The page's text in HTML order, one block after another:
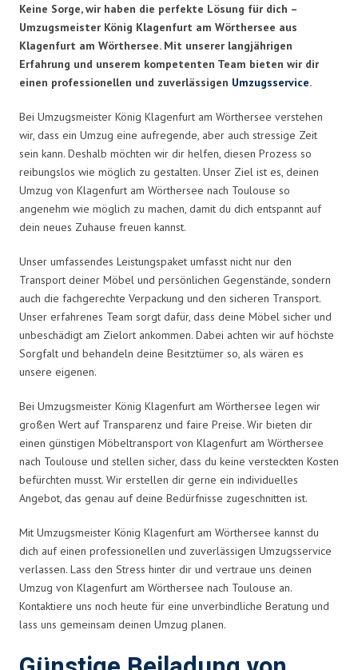
Keine Sorge, wir haben die perfekte Lösung für dich –
Umzugsmeister König Klagenfurt am Wörthersee aus
Klagenfurt am Wörthersee. Mit unserer langjährigen
Erfahrung und unserem kompetenten Team bieten wir dir
einen professionellen und zuverlässigen Umzugsservice.
Bei Umzugsmeister König Klagenfurt am Wörthersee verstehen
wir, dass ein Umzug eine aufregende, aber auch stressige Zeit
sein kann. Deshalb möchten wir dir helfen, diesen Prozess so
reibungslos wie möglich zu gestalten. Unser Ziel ist es, deinen
Umzug von Klagenfurt am Wörthersee nach Toulouse so
angenehm wie möglich zu machen, damit du dich entspannt auf
dein neues Zuhause freuen kannst.
Unser umfassendes Leistungspaket umfasst nicht nur den
Transport deiner Möbel und persönlichen Gegenstände, sondern
auch die fachgerechte Verpackung und den sicheren Transport.
Unser erfahrenes Team sorgt dafür, dass deine Möbel sicher und
unbeschädigt am Zielort ankommen. Dabei achten wir auf höchste
Sorgfalt und behandeln deine Besitztümer so, als wären es
unsere eigenen.
Bei Umzugsmeister König Klagenfurt am Wörthersee legen wir
großen Wert auf Transparenz und faire Preise. Wir bieten dir
einen günstigen Möbeltransport von Klagenfurt am Wörthersee
nach Toulouse und stellen sicher, dass du keine versteckten Kosten
befürchten musst. Wir erstellen dir gerne ein individuelles
Angebot, das genau auf deine Bedürfnisse zugeschnitten ist.
Mit Umzugsmeister König Klagenfurt am Wörthersee kannst du
dich auf einen professionellen und zuverlässigen Umzugsservice
verlassen. Lass den Stress hinter dir und vertraue uns deinen
Umzug von Klagenfurt am Wörthersee nach Toulouse an.
Kontaktiere uns noch heute für eine unverbindliche Beratung und
lass uns gemeinsam deinen Umzug planen.